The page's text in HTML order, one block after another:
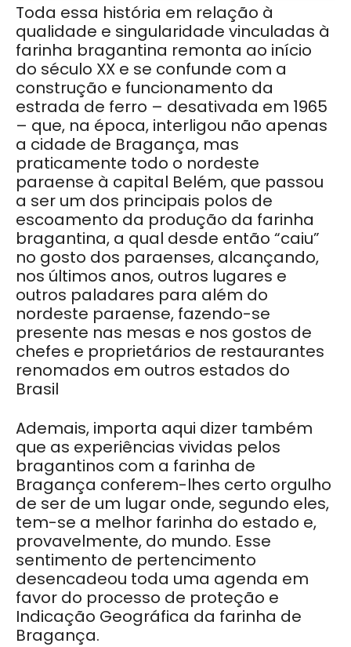
Toda essa história em relação à
qualidade e singularidade vinculadas à
farinha bragantina remonta ao início
do século XX e se confunde com a
construção e funcionamento da
estrada de ferro – desativada em 1965
– que, na época, interligou não apenas
a cidade de Bragança, mas
praticamente todo o nordeste
paraense à capital Belém, que passou
a ser um dos principais polos de
escoamento da produção da farinha
bragantina, a qual desde então “caiu”
no gosto dos paraenses, alcançando,
nos últimos anos, outros lugares e
outros paladares para além do
nordeste paraense, fazendo-se
presente nas mesas e nos gostos de
chefes e proprietários de restaurantes
renomados em outros estados do
Brasil
Ademais, importa aqui dizer também
que as experiências vividas pelos
bragantinos com a farinha de
Bragança conferem-lhes certo orgulho
de ser de um lugar onde, segundo eles,
tem-se a melhor farinha do estado e,
provavelmente, do mundo. Esse
sentimento de pertencimento
desencadeou toda uma agenda em
favor do processo de proteção e
Indicação Geográfica da farinha de
Bragança.